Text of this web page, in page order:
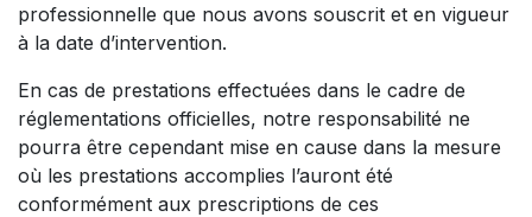
professionnelle que nous avons souscrit et en vigueur
à la date d’intervention.
En cas de prestations effectuées dans le cadre de
réglementations officielles, notre responsabilité ne
pourra être cependant mise en cause dans la mesure
où les prestations accomplies l’auront été
conformément aux prescriptions de ces